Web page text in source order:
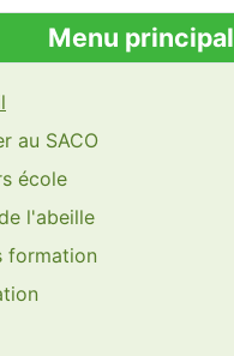
Menu principal
au SACO
école
l'abeille
formation